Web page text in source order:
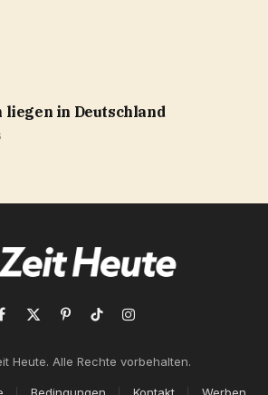
liegen in Deutschland
Facebook
X
PinterestTikTokInstagram
Heute. Alle Rechte vorbehalten.